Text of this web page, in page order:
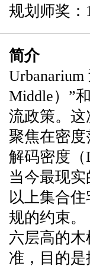
规划师奖：
简介
Middle）”
流政策。这
聚焦在密度
解码密度（
当今最现
以上集合
规的约束。
六层高的
准，目的